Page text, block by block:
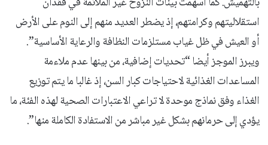
استقلاليتهم وكرامتهم، إذ يضطر العديد منهم إلى النوم على الأرض
أو العيش في ظل غياب مستلزمات النظافة والرعاية الأساسية”.
ويبرز الموجز أيضا “تحديات إضافية، من بينها عدم ملاءمة
المساعدات الغذائية لاحتياجات كبار السن، إذ غالبا ما يتم توزيع
الغذاء وفق نماذج موحدة لا تراعي الاعتبارات الصحية لهذه الفئة، ما
يؤدي إلى حرمانهم بشكل غير مباشر من الاستفادة الكاملة منها”.